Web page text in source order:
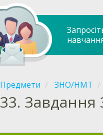
Предмети ЗНО/НМТ
33. Завдання